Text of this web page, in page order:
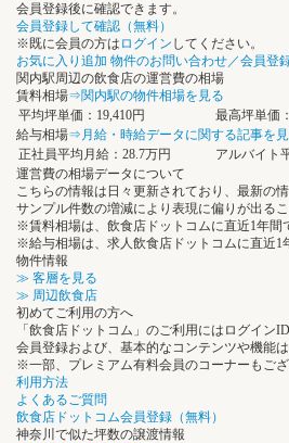
会員登録後に確認できます。
会員登録して確認（無料）
※既に会員の方は ログイン してください。
お気に入り追加 物件のお問い合わせ／会員登
関内駅周辺の飲食店の運営費の相場
賃料相場⇒関内駅の物件相場を見る
平均坪単価：19,410円
最高坪単価
給与相場⇒月給・時給データに関する記事を
正社員平均月給：28.7万円
アルバイト
運営費の相場データについて
こちらの情報は日々更新されており、最新の
サンプル件数の増減により表現に偏りが出る
※賃料相場は、飲食店ドットコムに直近1年
※給与相場は、求人飲食店ドットコムに直近1
物件情報
≫ 客層を見る
≫ 周辺飲食店
初めてご利用の方へ
「飲食店ドットコム」のご利用にはログイン
会員登録および、基本的なコンテンツや機能
※一部、プレミアム有料会員のコーナーもござ
利用方法
よくあるご質問
飲食店ドットコム会員登録（無料）
神奈川で似た坪数の譲渡情報